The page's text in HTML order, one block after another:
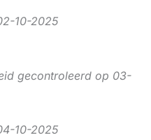
10-2025
gecontroleerd op 03-
10-2025